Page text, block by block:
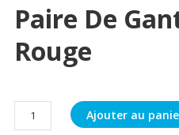
Paire De
Rouge
quantité
de
Ajouter au